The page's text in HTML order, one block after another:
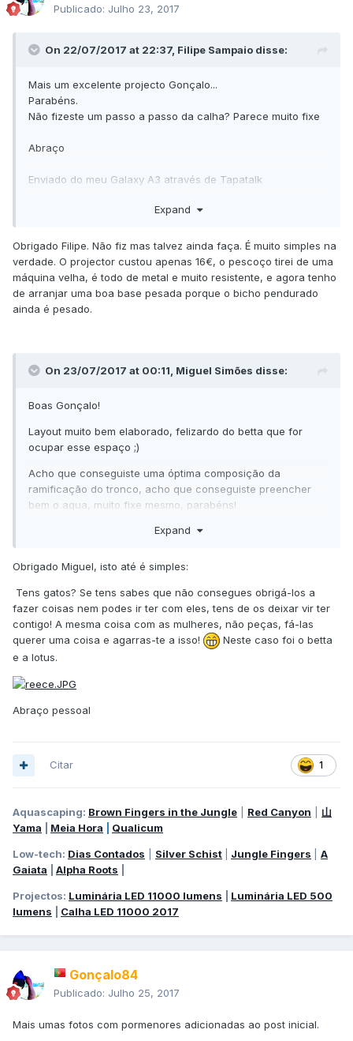
Publicado: Julho 23, 2017
On 22/07/2017 at 22:37, Filipe Sampaio disse:
Mais um excelente projecto Gonçalo...
Parabéns.
Não fizeste um passo a passo da calha? Parece muito fixe
Abraço
Enviado do meu Galaxy A3 através de Tapatalk
Expand
Obrigado Filipe. Não fiz mas talvez ainda faça. É muito simples na
verdade. O projector custou apenas 16€, o pescoço tirei de uma
máquina velha, é todo de metal e muito resistente, e agora tenho
de arranjar uma boa base pesada porque o bicho pendurado
ainda é pesado.
On 23/07/2017 at 00:11, Miguel Simões disse:
Boas Gonçalo!
Layout muito bem elaborado, felizardo do betta que for
ocupar esse espaço ;)
Acho que conseguiste uma óptima composição da
ramificação do tronco, acho que conseguiste preencher
bem o aqua, muito fixe mesmo, parabéns!
...ah, e acho que vou precisar de uma dicas tuas para
:P lol
Cumps,
Expand
Obrigado Miguel, isto até é simples:
Tens gatos? Se tens sabes que não consegues obrigá-los a
fazer coisas nem podes ir ter com eles, tens de os deixar vir ter
contigo! A mesma coisa com as mulheres, não peças, fá-las
querer uma coisa e agarras-te a isso!
Neste caso foi o betta
e a lotus.
Abraço pessoal
1
Citar
Aquascaping: Brown Fingers in the Jungle Red Canyon
山
Yama
Meia Hora Qualicum
Low-tech: Dias Contados Silver Schist Jungle Fingers
A
Gaiata
Alpha Roots
Projectos: Luminária LED 11000 lumens
Luminária LED 500
lumens
Calha LED 11000 2017
Gonçalo84
Publicado: Julho 25, 2017
Mais umas fotos com pormenores adicionadas ao post inicial.